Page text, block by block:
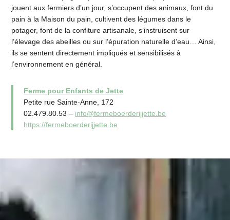
jouent aux fermiers d’un jour, s’occupent des animaux, font du
pain à la Maison du pain, cultivent des légumes dans le
potager, font de la confiture artisanale, s’instruisent sur
l’élevage des abeilles ou sur l’épuration naturelle d’eau… Ainsi,
ils se sentent directement impliqués et sensibilisés à
l’environnement en général.
Ferme pour Enfants de Jette
Petite rue Sainte-Anne, 172
02.479.80.53 – info@fermeboerderijjette.be
https://fermeboerderijjette.be